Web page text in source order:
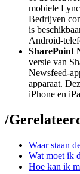
mobiele
Bedrijven
is
Android-
SharePoint
versie van
Newsfeed-
apparaat.
iPhone en
/
Waar staan
Wat moet ik
Hoe kan ik